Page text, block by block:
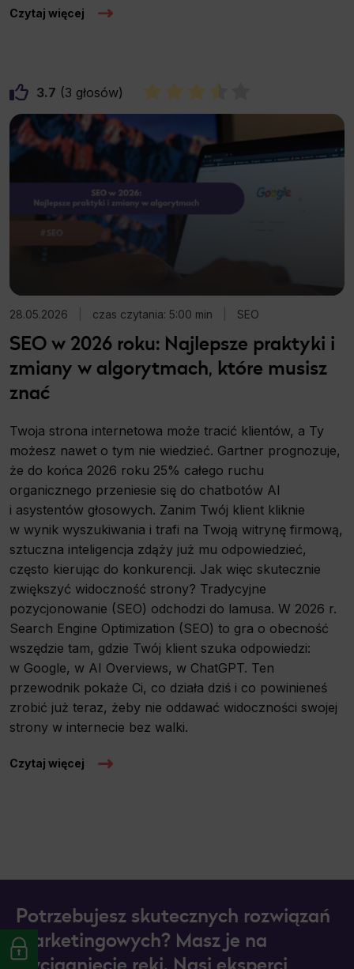
Czytaj więcej
3.7 3
28.05.2026 czas czytania: 5:00 min SEO
SEO w 2026 roku: Najlepsze praktyki i
zmiany w algorytmach, które musisz
znać
Twoja strona internetowa może tracić klientów, a Ty
możesz nawet o tym nie wiedzieć. Gartner prognozuje,
że do końca 2026 roku 25% całego ruchu
organicznego przeniesie się do chatbotów AI
i asystentów głosowych. Zanim Twój klient kliknie
w wynik wyszukiwania i trafi na Twoją witrynę firmową,
sztuczna inteligencja zdąży już mu odpowiedzieć,
często kierując do konkurencji. Jak więc skutecznie
zwiększyć widoczność strony? Tradycyjne
pozycjonowanie (SEO) odchodzi do lamusa. W 2026 r.
Search Engine Optimization (SEO) to gra o obecność
wszędzie tam, gdzie Twój klient szuka odpowiedzi:
w Google, w AI Overviews, w ChatGPT. Ten
przewodnik pokaże Ci, co działa dziś i co powinieneś
zrobić już teraz, żeby nie oddawać widoczności swojej
strony w internecie bez walki.
Czytaj więcej
Potrzebujesz skutecznych rozwiązań
marketingowych? Masz je na